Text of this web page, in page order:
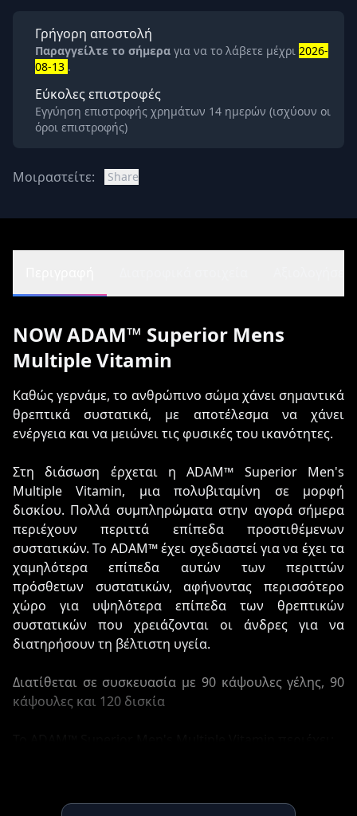
Γρήγορη αποστολή
Παραγγείλτε το σήμερα για να το λάβετε μέχρι 2026-
08-13 .
Εύκολες επιστροφές
Εγγύηση επιστροφής χρημάτων 14 ημερών (ισχύουν οι
όροι επιστροφής)
Μοιραστείτε: Share
NOW ADAM™ Superior Mens
Multiple Vitamin
Καθώς γερνάμε, το ανθρώπινο σώμα χάνει σημαντικά
θρεπτικά συστατικά, με αποτέλεσμα να χάνει
ενέργεια και να μειώνει τις φυσικές του ικανότητες.
Στη διάσωση έρχεται η ADAM™ Superior Men's
Multiple Vitamin, μια πολυβιταμίνη σε μορφή
δισκίου. Πολλά συμπληρώματα στην αγορά σήμερα
περιέχουν περιττά επίπεδα προστιθέμενων
συστατικών. Το ADAM™ έχει σχεδιαστεί για να έχει τα
χαμηλότερα επίπεδα αυτών των περιττών
πρόσθετων συστατικών, αφήνοντας περισσότερο
χώρο για υψηλότερα επίπεδα των θρεπτικών
συστατικών που χρειάζονται οι άνδρες για να
διατηρήσουν τη βέλτιστη υγεία.
Διατίθεται σε συσκευασία με 90 κάψουλες γέλης, 90
κάψουλες και 120 δισκία